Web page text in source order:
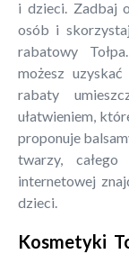
i dzieci. Zadbaj
osób i
rabatowy
możesz
rabaty
ułatwieniem,
proponuje
twarzy,
internetowej
dzieci.
Kosmetyki